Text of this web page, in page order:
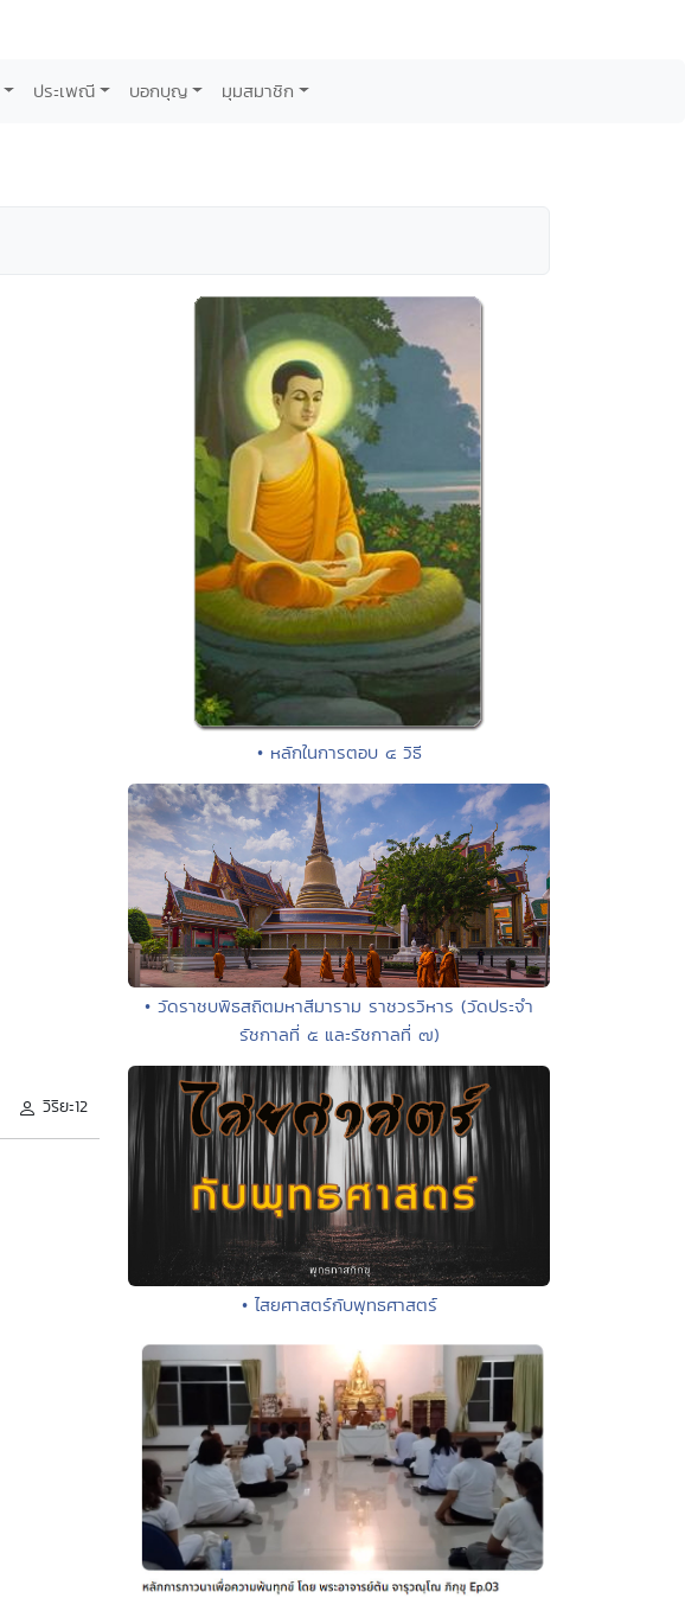
ประเพณี บอกบุญ มุมสมาชิก
วิริยะ12
• หลักในการตอบ ๔ วิธี
• วัดราชบพิธสถิตมหาสีมาราม ราชวรวิหาร (วัดประจำ
รัชกาลที่ ๕ และรัชกาลที่ ๗)
• ไสยศาสตร์กับพุทธศาสตร์